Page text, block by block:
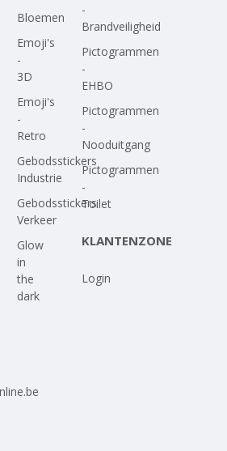
Bloemen
Emoji's
-
3D
Emoji's
-
Retro
Gebodsstickers
Industrie
Gebodsstickers
Verkeer
Glow
in
the
dark
-
Brandveiligheid
Pictogrammen
-
EHBO
Pictogrammen
-
Nooduitgang
Pictogrammen
-
Toilet
KLANTENZONE
Login